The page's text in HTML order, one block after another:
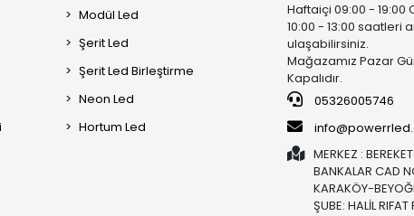
Modül Led
Şerit Led
Şerit Led Birleştirme
Neon Led
Hortum Led
Haftaiçi 09:00 - 19:00
10:00 - 13:00 saatleri
ulaşabilirsiniz.
Mağazamız Pazar
Kapalıdır.
05326005746
MERKEZ :
BANKALAR CAD
KARAKÖY-
ŞUBE: HALİL